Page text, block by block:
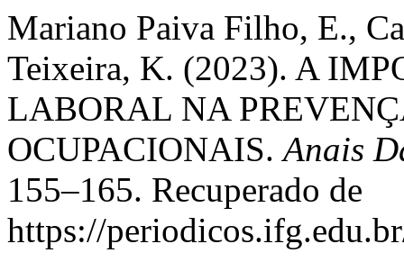
Mariano Paiva Filho, E.,
Teixeira, K. (2023). A
LABORAL NA
OCUPACIONAIS.Anais
155–165. Recuperado de
https://